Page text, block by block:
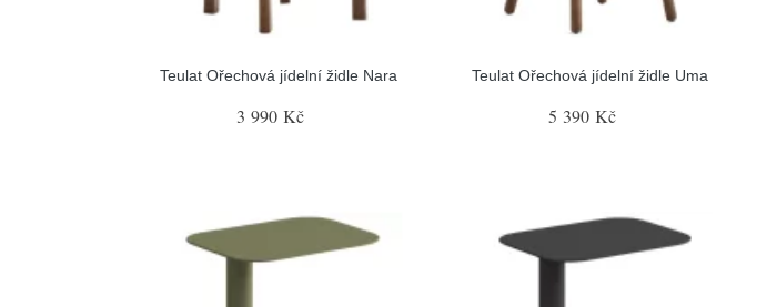
Teulat Ořechová jídelní židle Nara
3 990 Kč
Teulat Ořechová jídelní židle Uma
5 390 Kč